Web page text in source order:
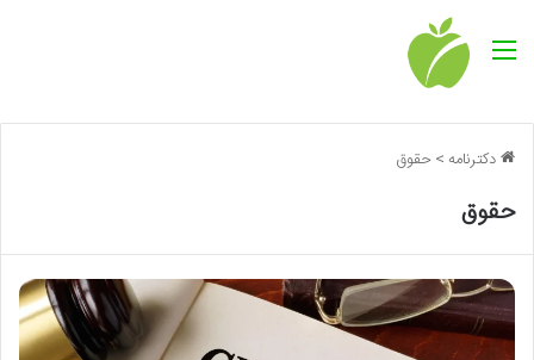
منو
دکترنامه >حقوق
حقوق